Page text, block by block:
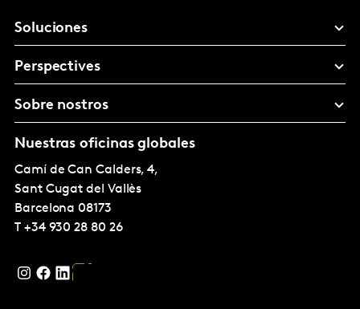
Soluciones
Perspectives
Sobre nostros
Nuestras oficinas globales
Camí de Can Calders, 4,
Sant Cugat del Vallès
Barcelona 08173
T +34 930 28 80 26